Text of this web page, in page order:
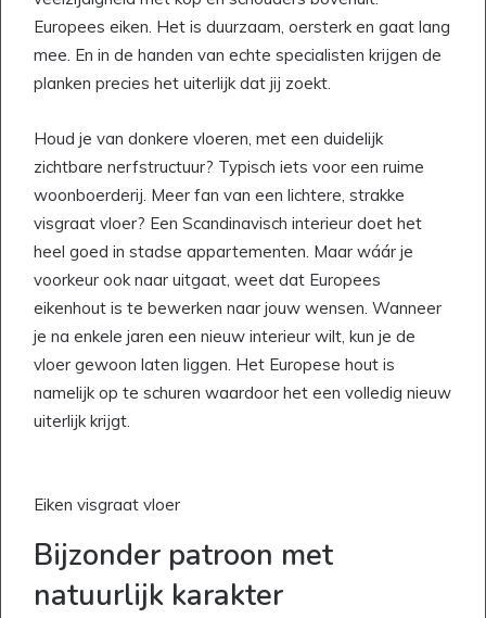
Europees eiken. Het is duurzaam, oersterk en gaat lang
mee. En in de handen van echte specialisten krijgen de
planken precies het uiterlijk dat jij zoekt.
Houd je van donkere vloeren, met een duidelijk
zichtbare nerfstructuur? Typisch iets voor een ruime
woonboerderij. Meer fan van een lichtere, strakke
visgraat vloer? Een Scandinavisch interieur doet het
heel goed in stadse appartementen. Maar wáár je
voorkeur ook naar uitgaat, weet dat Europees
eikenhout is te bewerken naar jouw wensen. Wanneer
je na enkele jaren een nieuw interieur wilt, kun je de
vloer gewoon laten liggen. Het Europese hout is
namelijk op te schuren waardoor het een volledig nieuw
uiterlijk krijgt.
Eiken visgraat vloer
Bijzonder patroon met
natuurlijk karakter